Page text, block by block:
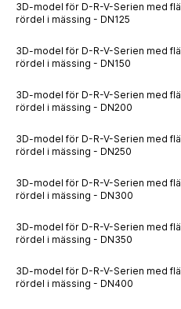
3D-model för D-R-V-Serien med
rördel i mässing - DN125
3D-model för D-R-V-Serien med
rördel i mässing - DN150
3D-model för D-R-V-Serien med
rördel i mässing - DN200
3D-model för D-R-V-Serien med
rördel i mässing - DN250
3D-model för D-R-V-Serien med
rördel i mässing - DN300
3D-model för D-R-V-Serien med
rördel i mässing - DN350
3D-model för D-R-V-Serien med
rördel i mässing - DN400